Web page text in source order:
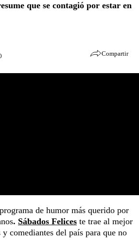
que se contagió por estar en
Compartir
de humor más querido por
. Sábados Felices te trae al mejor
comediantes del país para que no